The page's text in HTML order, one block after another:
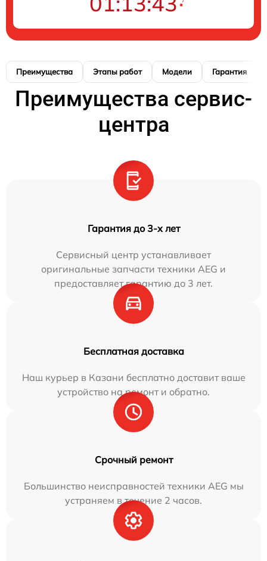
Преимущества Этапы работ Модели Гарантия
Преимущества сервис-
центра
Гарантия до 3-х лет
Сервисный центр устанавливает
оригинальные запчасти техники AEG и
предоставляет гарантию до 3 лет.
Бесплатная доставка
Наш курьер в Казани бесплатно доставит ваше
устройство на ремонт и обратно.
Срочный ремонт
Большинство неисправностей техники AEG мы
устраняем в течение 2 часов.